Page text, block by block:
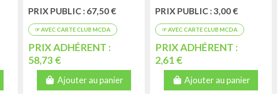
PRIX PUBLIC : 67,50 €
PRIX ADHÉRENT :
58,73 €
Ajouter au panier
PRIX PUBLIC : 3,00 €
PRIX ADHÉRENT :
2,61 €
Ajouter au panier